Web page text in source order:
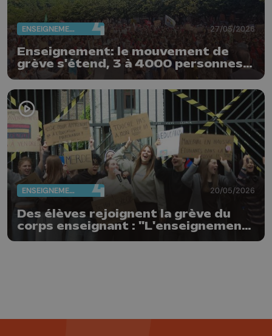
ENSEIGNEMENT 27/05/2026
Enseignement: le mouvement de
grève s'étend, 3 à 4000 personnes
rassemblées ce matin à Liège
ENSEIGNEMENT 20/05/2026
Des élèves rejoignent la grève du
corps enseignant : "L'enseignement
n'est pas à vendre"